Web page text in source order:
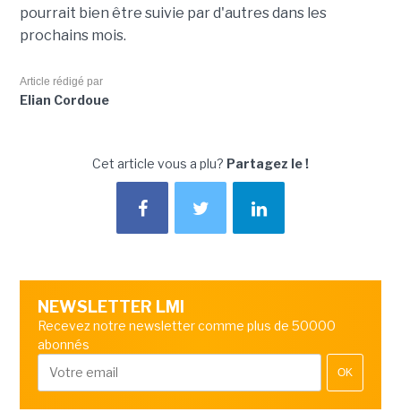
pourrait bien être suivie par d'autres dans les
prochains mois.
Article rédigé par
Elian Cordoue
Cet article vous a plu? Partagez le !
NEWSLETTER LMI
Recevez notre newsletter comme plus de 50000
abonnés
OK